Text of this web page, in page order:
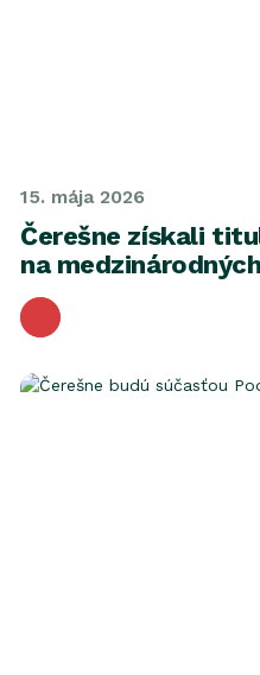
15. mája 2026
Čerešne získali
na